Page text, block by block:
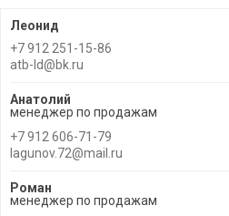
Леонид
+7 912 251-15-86
atb-ld@bk.ru
Анатолий
менеджер по продажам
+7 912 606-71-79
lagunov.72@mail.ru
Роман
менеджер по продажам